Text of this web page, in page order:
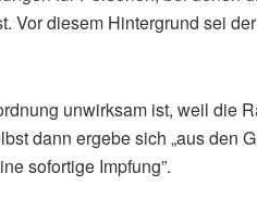
Vor diesem Hintergrund sei
unwirksam ist, weil die
dann ergebe sich „aus den
sofortige Impfung”.